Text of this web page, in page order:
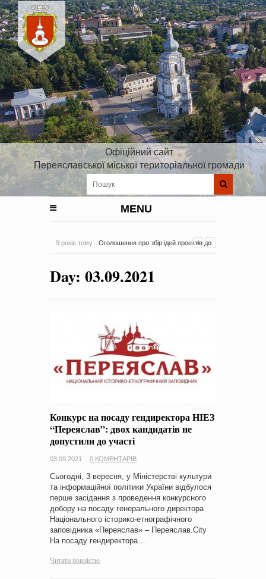
Офіційний сайт
Переяславської міської територіальної громади
MENU
9 років тому - Оголошення про збір ідей проектів до
на період 2018 – 2020 роки Оголошення про збір ідей
проектів
0 Коментарів
Day: 03.09.2021
Конкурс на посаду гендиректора НІЕЗ
“Переяслав”: двох кандидатів не
допустили до участі
03.09.2021 0 КОМЕНТАРІВ
Сьогодні, 3 вересня, у Міністерстві культури
та інформаційної політики України відбулося
перше засідання з проведення конкурсного
добору на посаду генерального директора
Національного історико-етнографічного
заповідника «Переяслав» – Переяслав.City
На посаду гендиректора…
Читати повністю